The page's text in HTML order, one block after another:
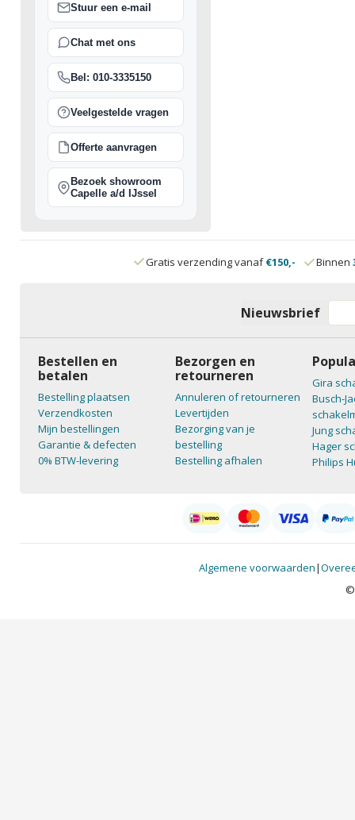
Stuur een e-mail
Chat met ons
Bel: 010-3335150
Veelgestelde vragen
Offerte aanvragen
Bezoek showroom
Capelle a/d IJssel
Gratis verzending vanaf€150,- Binnen
Nieuwsbrief
Bestellen en
betalen
Bestelling plaatsen
Verzendkosten
Mijn bestellingen
Garantie & defecten
0% BTW-levering
Bezorgen en
retourneren
Annuleren of retourneren
Levertijden
Bezorging van je
bestelling
Bestelling afhalen
Gira
Busch-
Jung
Hager
Philips
Algemene voorwaarden|
©